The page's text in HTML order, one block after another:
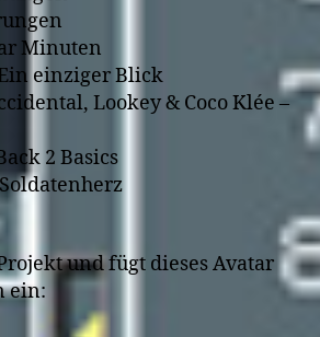
Minuten
einziger Blick
Lookey & Coco Klée –
2 Basics
und fügt dieses Avatar
ein: